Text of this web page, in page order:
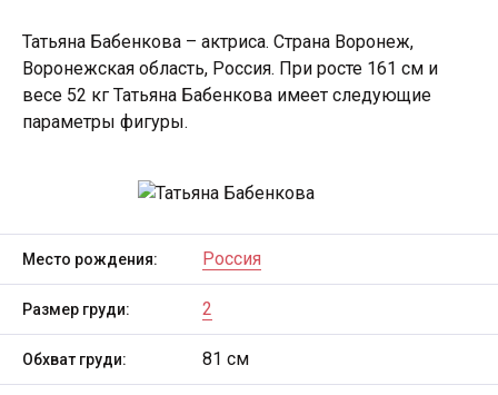
Татьяна Бабенкова – актриса. Страна Воронеж,
Воронежская область, Россия. При росте 161 см и
весе 52 кг Татьяна Бабенкова имеет следующие
параметры фигуры.
Место рождения: Россия
Размер груди: 2
Обхват груди: 81 см